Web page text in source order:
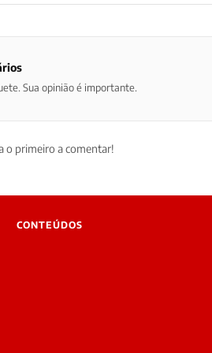
Sua opinião é importante.
o primeiro a comentar!
CONTEÚDOS